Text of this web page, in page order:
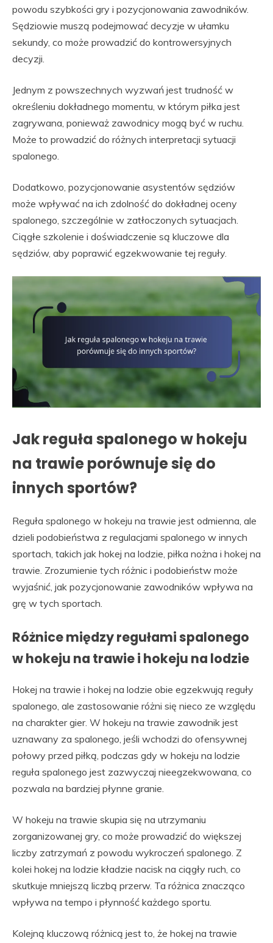
powodu szybkości gry i pozycjonowania zawodników.
Sędziowie muszą podejmować decyzje w ułamku
sekundy, co może prowadzić do kontrowersyjnych
decyzji.
Jednym z powszechnych wyzwań jest trudność w
określeniu dokładnego momentu, w którym piłka jest
zagrywana, ponieważ zawodnicy mogą być w ruchu.
Może to prowadzić do różnych interpretacji sytuacji
spalonego.
Dodatkowo, pozycjonowanie asystentów sędziów
może wpływać na ich zdolność do dokładnej oceny
spalonego, szczególnie w zatłoczonych sytuacjach.
Ciągłe szkolenie i doświadczenie są kluczowe dla
sędziów, aby poprawić egzekwowanie tej reguły.
Jak reguła spalonego w hokeju
na trawie porównuje się do
innych sportów?
Reguła spalonego w hokeju na trawie jest odmienna, ale
dzieli podobieństwa z regulacjami spalonego w innych
sportach, takich jak hokej na lodzie, piłka nożna i hokej na
trawie. Zrozumienie tych różnic i podobieństw może
wyjaśnić, jak pozycjonowanie zawodników wpływa na
grę w tych sportach.
Różnice między regułami spalonego
w hokeju na trawie i hokeju na lodzie
Hokej na trawie i hokej na lodzie obie egzekwują reguły
spalonego, ale zastosowanie różni się nieco ze względu
na charakter gier. W hokeju na trawie zawodnik jest
uznawany za spalonego, jeśli wchodzi do ofensywnej
połowy przed piłką, podczas gdy w hokeju na lodzie
reguła spalonego jest zazwyczaj nieegzekwowana, co
pozwala na bardziej płynne granie.
W hokeju na trawie skupia się na utrzymaniu
zorganizowanej gry, co może prowadzić do większej
liczby zatrzymań z powodu wykroczeń spalonego. Z
kolei hokej na lodzie kładzie nacisk na ciągły ruch, co
skutkuje mniejszą liczbą przerw. Ta różnica znacząco
wpływa na tempo i płynność każdego sportu.
Kolejną kluczową różnicą jest to, że hokej na trawie